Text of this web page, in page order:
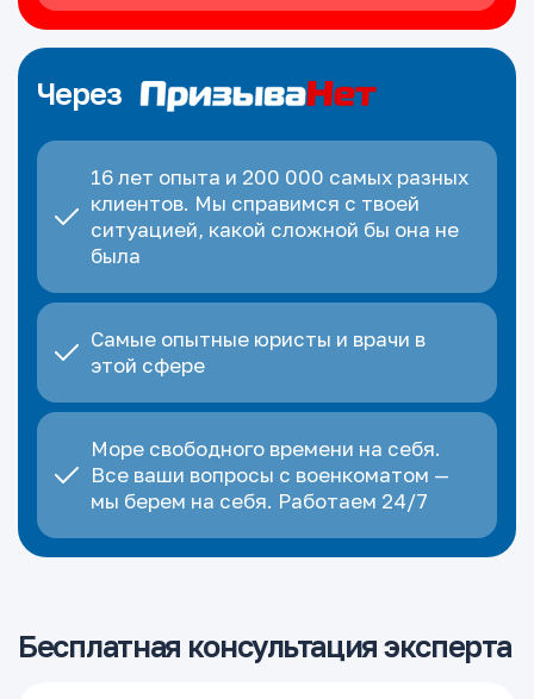
Через
16 лет опыта и 200 000 самых разных
клиентов. Мы справимся с твоей
ситуацией, какой сложной бы она не
была
Самые опытные юристы и врачи в
этой сфере
Море свободного времени на себя.
Все ваши вопросы с военкоматом —
мы берем на себя. Работаем 24/7
Бесплатная консультация эксперта